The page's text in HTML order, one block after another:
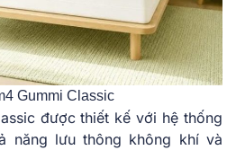
Gummi Classic
được thiết kế với hệ thống
năng lưu thông không khí và